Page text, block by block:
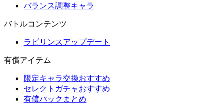
バランス調整キャラ
バトルコンテンツ
ラビリンスアップデート
有償アイテム
限定キャラ交換おすすめ
セレクトガチャおすすめ
有償パックまとめ